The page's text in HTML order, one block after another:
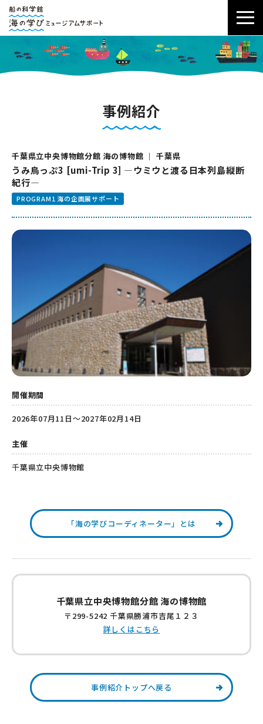
事例紹介
千葉県立中央博物館分館 海の博物館 ｜ 千葉県
うみ鳥っぷ3 [umi-Trip 3] ―ウミウと渡る日本列島縦断
紀行―
PROGRAM1 海の企画展サポート
開催期間
2026年07月11日～2027年02月14日
主催
千葉県立中央博物館
「海の学びコーディネーター」とは
千葉県立中央博物館分館 海の博物館
〒299-5242 千葉県勝浦市吉尾１２３
詳しくはこちら
事例紹介トップへ戻る